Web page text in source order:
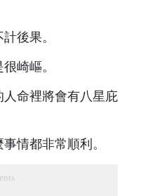
後果。
崎嶇。
命裡將會有八星庇
情都非常順利。